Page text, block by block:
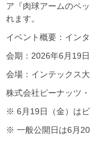
ア『肉球アームのペ
れます。
イベント概要：イン
会期：2026年6月19
会場：インテックス
株式会社ピーナッツ
※ 6月19日（金）はビ
※ 一般公開日は6月20